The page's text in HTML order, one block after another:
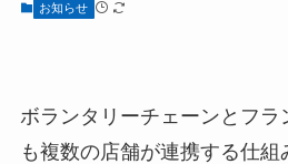
お知らせ
ボランタリーチェーンとフラ
も複数の店舗が連携する仕